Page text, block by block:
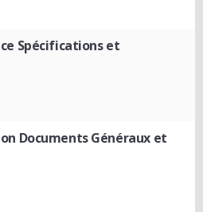
Spécifications et
Documents Généraux et